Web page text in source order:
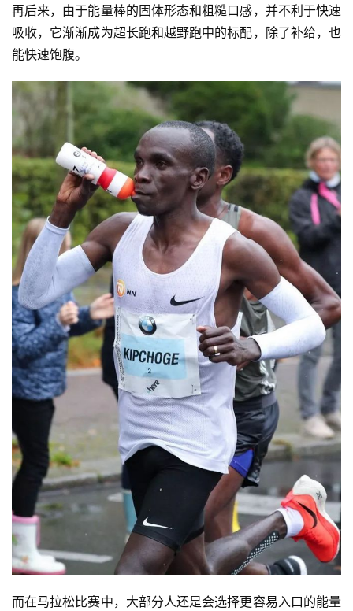
训
练
视
频
用
户
精
选
运
动
集
再后来，由于能量棒的固体形态和粗糙口感，并不利于快速
吸收，它渐渐成为超长跑和越野跑中的标配，除了补给，也
能快速饱腹。
而在马拉松比赛中，大部分人还是会选择更容易入口的能量